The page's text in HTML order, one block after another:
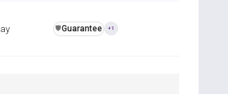
️🛡️Guarantee +1